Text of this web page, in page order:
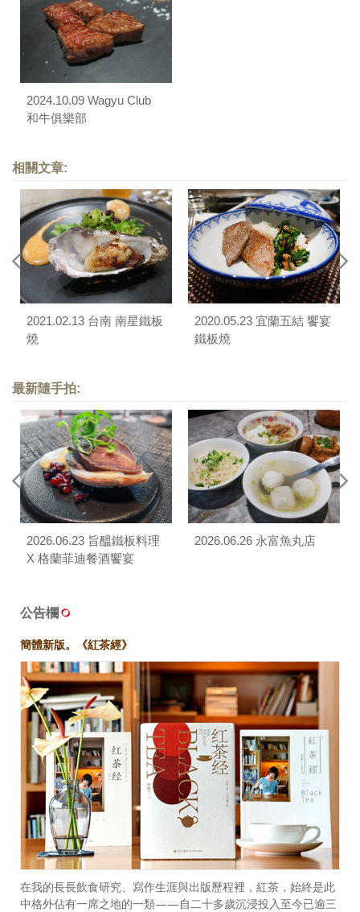
2024.10.09 Wagyu Club
和牛俱樂部
相關文章:
2021.02.13 台南 南星鐵板
燒
2020.05.23 宜蘭五結 饗宴
鐵板燒
最新隨手拍:
2026.06.23 旨醞鐵板料理
X 格蘭菲迪餐酒饗宴
2026.06.26 永富魚丸店
公告欄
簡體新版。《紅茶經》
在我的長長飲食研究、寫作生涯與出版歷程裡，紅茶，始終是此
中格外佔有一席之地的一類——自二十多歲沉浸投入至今已逾三